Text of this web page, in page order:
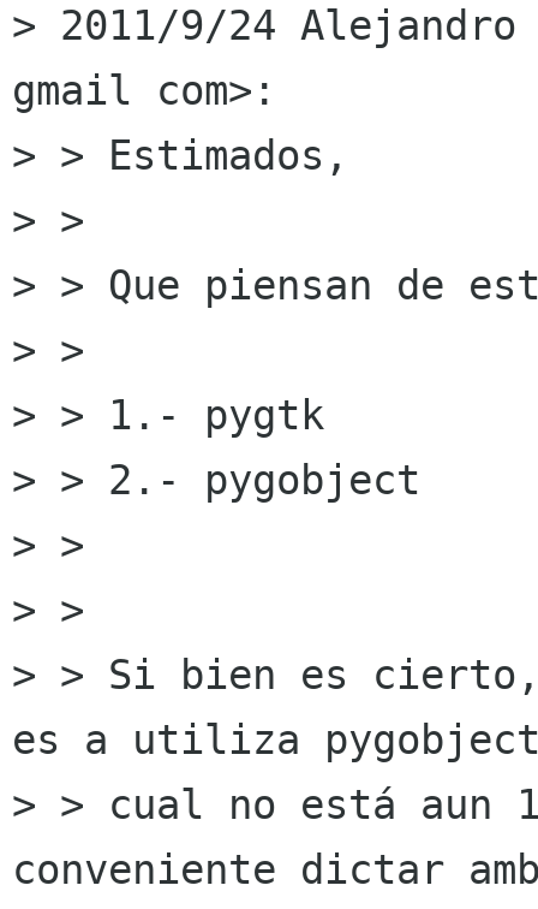
> 2011/9/24 Alejandro
gmail com>:
> > Estimados,
> >
> > Que piensan de
> >
> > 1.- pygtk
> > 2.- pygobject
> >
> >
> > Si bien es
es a utiliza
> > cual no está aun
conveniente dictar